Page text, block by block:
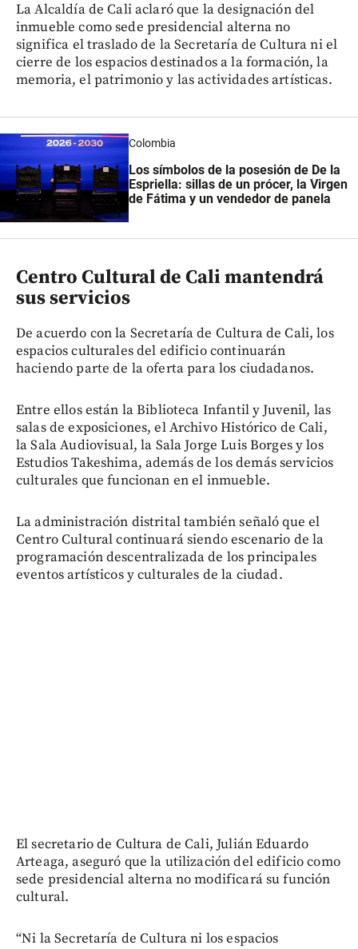
La Alcaldía de Cali aclaró que la designación del
inmueble como sede presidencial alterna no
significa el traslado de la Secretaría de Cultura ni el
cierre de los espacios destinados a la formación, la
memoria, el patrimonio y las actividades artísticas.
Colombia
Los símbolos de la posesión de De la
Espriella: sillas de un prócer, la Virgen
de Fátima y un vendedor de panela
Centro Cultural de Cali mantendrá
sus servicios
De acuerdo con la Secretaría de Cultura de Cali, los
espacios culturales del edificio continuarán
haciendo parte de la oferta para los ciudadanos.
Entre ellos están la Biblioteca Infantil y Juvenil, las
salas de exposiciones, el Archivo Histórico de Cali,
la Sala Audiovisual, la Sala Jorge Luis Borges y los
Estudios Takeshima, además de los demás servicios
culturales que funcionan en el inmueble.
La administración distrital también señaló que el
Centro Cultural continuará siendo escenario de la
programación descentralizada de los principales
eventos artísticos y culturales de la ciudad.
El secretario de Cultura de Cali, Julián Eduardo
Arteaga, aseguró que la utilización del edificio como
sede presidencial alterna no modificará su función
cultural.
“Ni la Secretaría de Cultura ni los espacios